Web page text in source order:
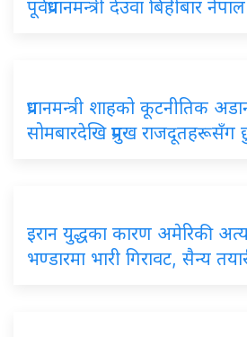
पूर्वप्रधानमन्त्री देउवा बिहीबार
प्रधानमन्त्री शाहको कूटनीतिक
सोमबारदेखि प्रमुख राजदूतहरूसँग
इरान युद्धका कारण अमेरिकी
भण्डारमा भारी गिरावट, सैन्य